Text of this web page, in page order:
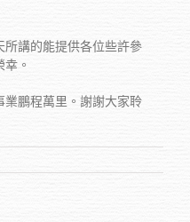
講的能提供各位些許參
。
鵬程萬里。謝謝大家聆